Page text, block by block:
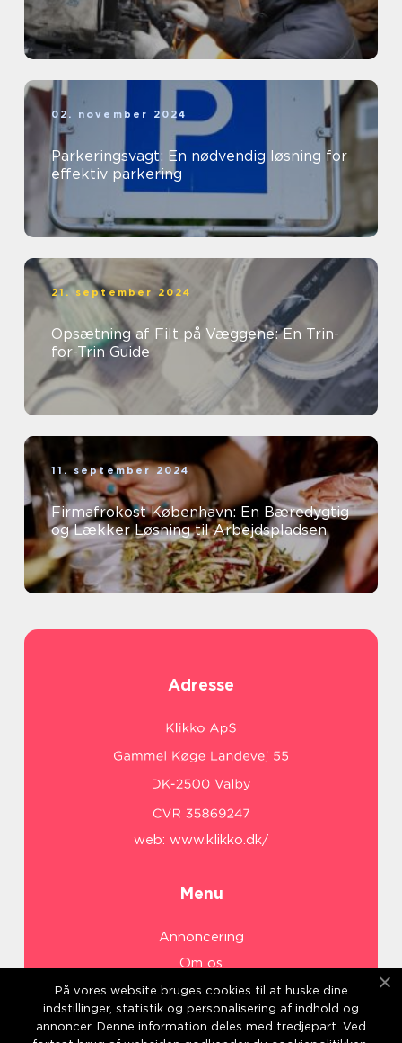
02. november 2024
Parkeringsvagt: En nødvendig løsning for
effektiv parkering
21. september 2024
Opsætning af Filt på Væggene: En Trin-
for-Trin Guide
11. september 2024
Firmafrokost København: En Bæredygtig
og Lækker Løsning til Arbejdspladsen
Adresse
web: www.klikko.dk/
Menu
Annoncering
Om os
Cookies
Kontakt os
På vores website bruges cookies til at huske dine
indstillinger, statistik og personalisering af indhold og
annoncer. Denne information deles med tredjepart. Ved